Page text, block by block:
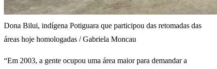
Dona Bilui, indígena Potiguara que participou das retomadas das
áreas hoje homologadas / Gabriela Moncau
“Em 2003, a gente ocupou uma área maior para demandar a